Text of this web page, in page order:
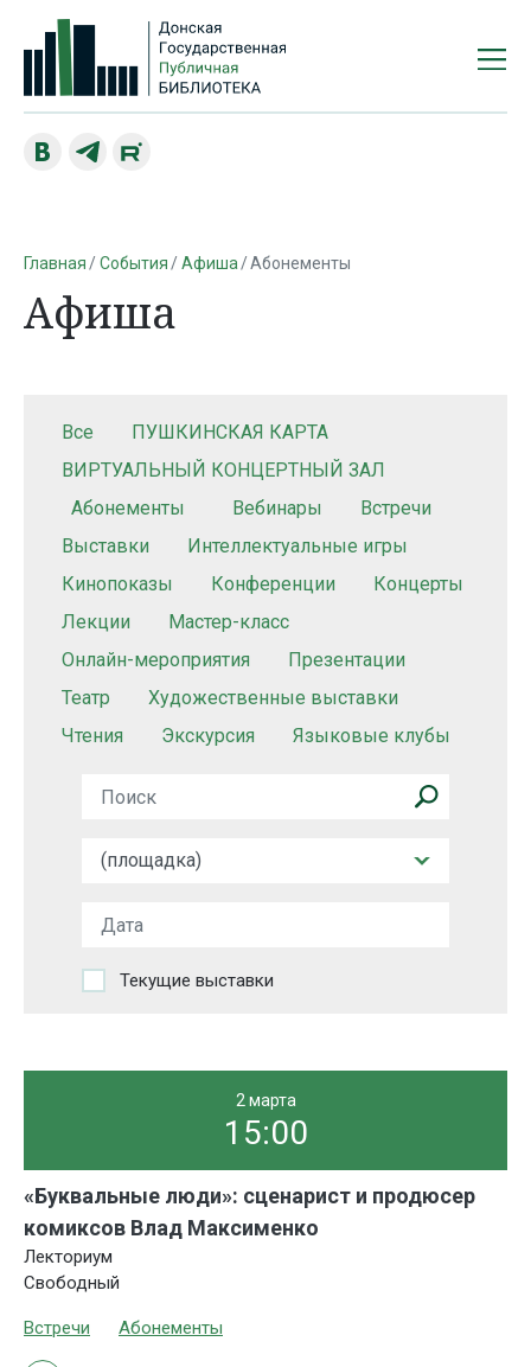
Главная События Афиша Абонементы
Афиша
Все
ПУШКИНСКАЯ КАРТА
ВИРТУАЛЬНЫЙ КОНЦЕРТНЫЙ ЗАЛ
Абонементы
Вебинары
Встречи
Выставки
Интеллектуальные игры
Кинопоказы
Конференции
Концерты
Лекции
Мастер-класс
Онлайн-мероприятия
Презентации
Театр
Художественные выставки
Чтения
Экскурсия Языковые клубы
Текущие выставки
2 марта
15:00
«Буквальные люди»: сценарист и продюсер
комиксов Влад Максименко
Лекториум
Свободный
Встречи Абонементы